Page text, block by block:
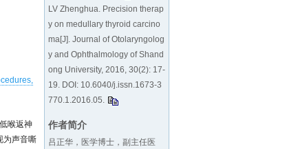
LV Zhenghua. Precision therap
y on medullary thyroid carcino
ma[J]. Journal of Otolaryngolog
y and Ophthalmology of Shand
ong University, 2016, 30(2): 17-
19. DOI: 10.6040/j.issn.1673-3
770.1.2016.05.
作者简介
吕正华，医学博士，副主任医
喉返神
为声音嘶